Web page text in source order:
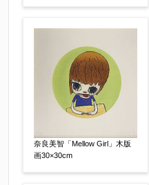
電話番号 【必須】
※携帯電話などご連絡
お願い致します。
郵便番号 【必須】
↓郵便番号を入力する
奈良美智「Mellow Girl」木版
画30×30cm